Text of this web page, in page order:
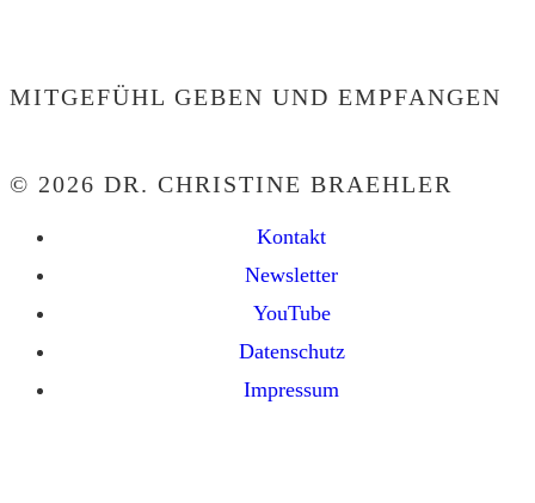
MITGEFÜHL GEBEN UND EMPFANGEN
© 2026 DR. CHRISTINE BRAEHLER
Kontakt
Newsletter
YouTube
Datenschutz
Impressum